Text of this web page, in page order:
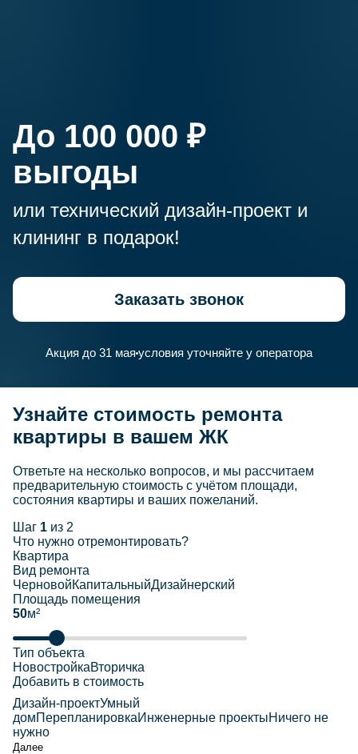
в подарок
Клининг
в подарок
До 100 000 ₽
выгоды
или технический дизайн-проект и
клининг в подарок!
Заказать звонок
Акция до 31 мая условия уточняйте у оператора
Узнайте стоимость ремонта
квартиры в вашем ЖК
Ответьте на несколько вопросов, и мы рассчитаем
предварительную стоимость с учётом площади,
состояния квартиры и ваших пожеланий.
Шаг 1 из 2
Что нужно отремонтировать?
Квартира
Вид ремонта
ЧерновойКапитальныйДизайнерский
Площадь помещения
50м²
Тип объекта
НовостройкаВторичка
Добавить в стоимость
Дизайн-проектУмный
домПерепланировкаИнженерные проектыНичего не
нужно
Далее